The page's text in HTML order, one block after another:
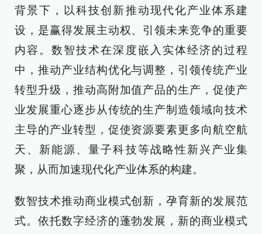
背景下，以科技创新推动现代化产业体系建
设，是赢得发展主动权、引领未来竞争的重要
内容。数智技术在深度嵌入实体经济的过程
中，推动产业结构优化与调整，引领传统产业
转型升级，推动高附加值产品的生产，促使产
业发展重心逐步从传统的生产制造领域向技术
主导的产业转型，促使资源要素更多向航空航
天、新能源、量子科技等战略性新兴产业集
聚，从而加速现代化产业体系的构建。
数智技术推动商业模式创新，孕育新的发展范
式。依托数字经济的蓬勃发展，新的商业模式